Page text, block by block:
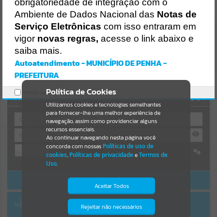
Resultados para""
Portais
Por favor, aguarde...
NOTÍCIAS
Por favor, aguarde...
SUBPORTAIS
Por favor, aguarde...
Por favor, aguarde...
AUTOATENDIMENTO
ACESSAR SEM LOGIN
NOTA FISCAL ELETRÔNICA
Política de Cookies
Utilizamos cookies e tecnologias semelhantes
para fornecer-lhe uma melhor experiência de
navegação, assim como providenciar alguns
recursos essenciais.
Ao continuar navegando nesta página você
concorda com nossas Políticas de uso de
cookies, Políticas de privacidadeeTermos de
Uso.
Aceitar Todos
Rejeitar não necessários
Isto significa que diversos recursos
obrigatoriedade de integração com o
Ambiente de Dados Nacional das Notas de
Serviço Eletrônicas com isso entraram em
vigor novas regras, acesse o link abaixo e
saiba mais.
Autoatendimento - MUNICÍPIO DE PENHA -
PREFEITURA
Marcar como lido.